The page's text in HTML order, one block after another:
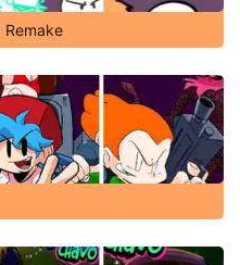
Remake